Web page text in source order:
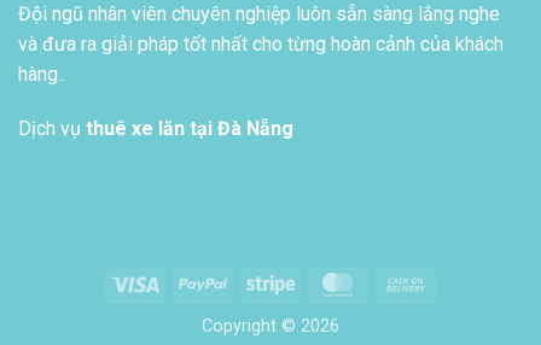
Đội ngũ nhân viên chuyên nghiệp luôn sẵn sàng lắng nghe
và đưa ra giải pháp tốt nhất cho từng hoàn cảnh của khách
hàng..
Dịch vụ thuê xe lăn tại Đà Nẵng
Visa PayPal Stripe MasterCard
Copyright © 2026